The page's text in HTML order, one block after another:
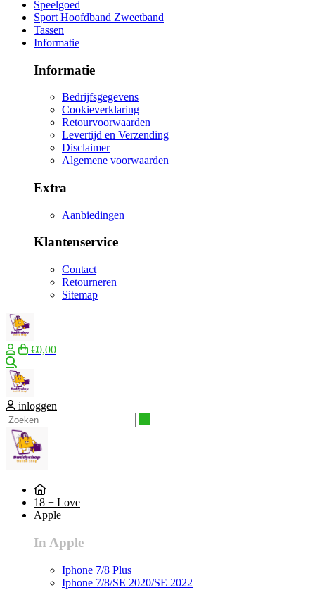
Speelgoed
Sport Hoofdband Zweetband
Tassen
Informatie
Informatie
Bedrijfsgegevens
Cookieverklaring
Retourvoorwaarden
Levertijd en Verzending
Disclaimer
Algemene voorwaarden
Extra
Aanbiedingen
Klantenservice
Contact
Retourneren
Sitemap
€0,00
inloggen
18 + Love
Apple
In Apple
Iphone 7/8 Plus
Iphone 7/8/SE 2020/SE 2022